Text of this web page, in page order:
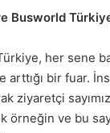
Busworld
her sene
arttığı bir fuar.
ziyaretçi
örneğin ve bu